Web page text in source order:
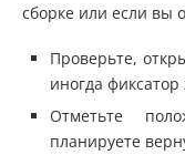
сборке или если вы
Проверьте,
иногда
Отметьте
планируете